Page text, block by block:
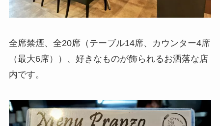
全席禁煙、全20席（テーブル14席、カウンター4席
（最大6席））、好きなものが飾られるお洒落な店
内です。